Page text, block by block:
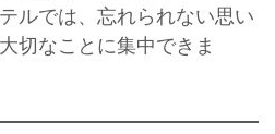
ルでは、忘れられない思い
切なことに集中できま